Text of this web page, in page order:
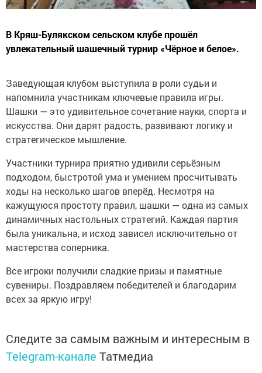
В Кряш-Булякском сельском клубе прошёл
увлекательный шашечный турнир «Чёрное и белое».
Заведующая клубом выступила в роли судьи и
напомнила участникам ключевые правила игры.
Шашки — это удивительное сочетание науки, спорта и
искусства. Они дарят радость, развивают логику и
стратегическое мышление.
Участники турнира приятно удивили серьёзным
подходом, быстротой ума и умением просчитывать
ходы на несколько шагов вперёд. Несмотря на
кажущуюся простоту правил, шашки — одна из самых
динамичных настольных стратегий. Каждая партия
была уникальна, и исход зависел исключительно от
мастерства соперника.
Все игроки получили сладкие призы и памятные
сувениры. Поздравляем победителей и благодарим
всех за яркую игру!
Следите за самым важным и интересным в
Telegram-канале Татмедиа